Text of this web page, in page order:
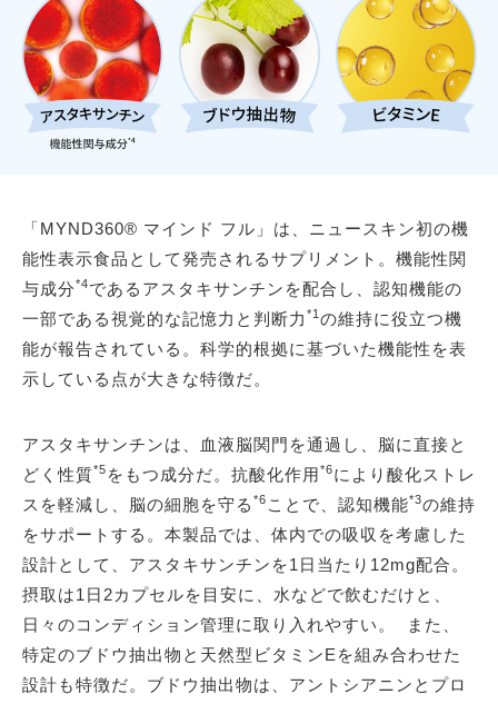
「MYND360® マインド フル」は、ニュースキン初の機
能性表示食品として発売されるサプリメント。機能性関
与成分*4であるアスタキサンチンを配合し、認知機能の
一部である視覚的な記憶力と判断力 *1の維持に役立つ機
能が報告されている。科学的根拠に基づいた機能性を表
示している点が大きな特徴だ。
アスタキサンチンは、血液脳関門を通過し、脳に直接と
どく性質*5 をもつ成分だ。抗酸化作用*6により酸化ストレ
スを軽減し、脳の細胞を守る *6 ことで、認知機能*3の維持
をサポートする。本製品では、体内での吸収を考慮した
設計として、アスタキサンチンを1日当たり12mg配合。
摂取は1日2カプセルを目安に、水などで飲むだけと、
日々のコンディション管理に取り入れやすい。 また、
特定のブドウ抽出物と天然型ビタミンEを組み合わせた
設計も特徴だ。ブドウ抽出物は、アントシアニンとプロ